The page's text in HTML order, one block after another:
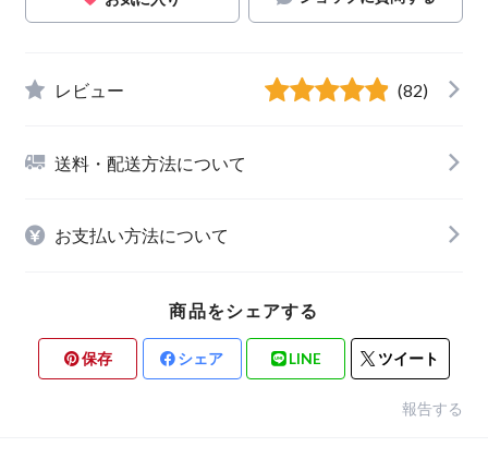
レビュー (82)
送料・配送方法について
お支払い方法について
商品をシェアする
保存 シェア LINE ツイート
報告する